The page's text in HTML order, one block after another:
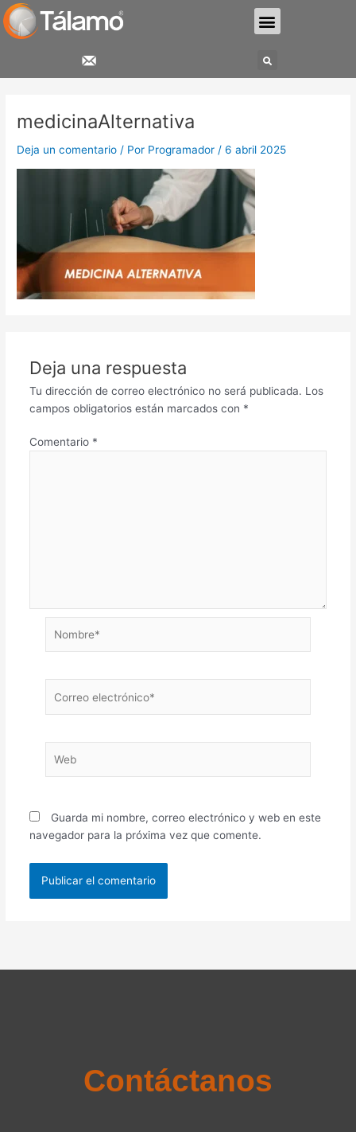
al
contenido
Menu
Search
medicinaAlternativa
Deja un comentario / Por Programador /6 abril 2025
Deja una respuesta
Tu dirección de correo electrónico no será publicada. Los
campos obligatorios están marcados con *
Comentario *
electrónico*
Guarda mi nombre, correo electrónico y web en este
navegador para la próxima vez que comente.
Contáctanos